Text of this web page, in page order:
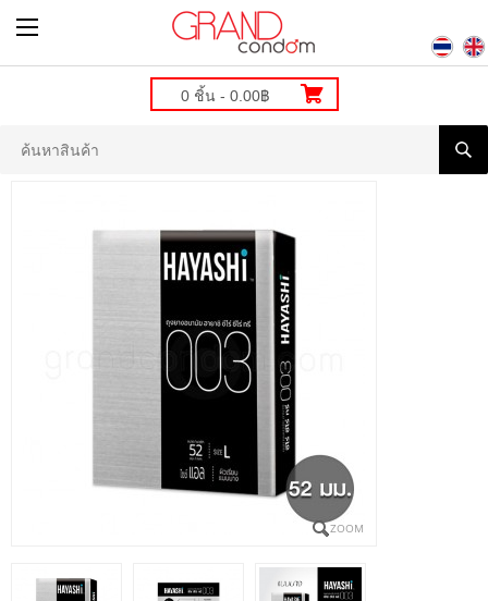
0 ชิ้น - 0.00฿
ZOOM